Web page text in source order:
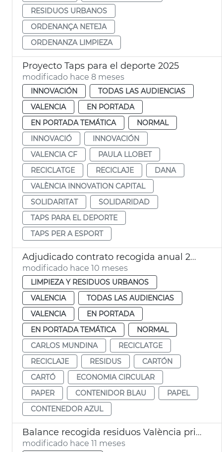
RESIDUOS URBANOS
ORDENANÇA NETEJA
ORDENANZA LIMPIEZA
Proyecto Taps para el deporte 2025
modificado hace 8 meses
INNOVACIÓN
TODAS LAS AUDIENCIAS
VALENCIA
EN PORTADA
EN PORTADA TEMÁTICA
NORMAL
INNOVACIÓ
INNOVACIÓN
VALENCIA CF
PAULA LLOBET
RECICLATGE
RECICLAJE
DANA
VALÈNCIA INNOVATION CAPITAL
SOLIDARITAT
SOLIDARIDAD
TAPS PARA EL DEPORTE
TAPS PER A ESPORT
Adjudicado contrato recogida anual 24.000 toneladas papel y carton València
modificado hace 10 meses
LIMPIEZA Y RESIDUOS URBANOS
VALENCIA
TODAS LAS AUDIENCIAS
VALENCIA
EN PORTADA
EN PORTADA TEMÁTICA
NORMAL
CARLOS MUNDINA
RECICLATGE
RECICLAJE
RESIDUS
CARTÓN
CARTÓ
ECONOMIA CIRCULAR
PAPER
CONTENIDOR BLAU
PAPEL
CONTENEDOR AZUL
Balance recogida residuos València primer semestre 2025
modificado hace 11 meses